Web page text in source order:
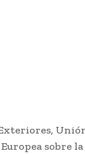
sobre